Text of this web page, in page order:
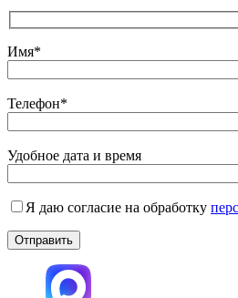
Имя*
Телефон*
Удобное дата и время
Я даю согласие на обработку